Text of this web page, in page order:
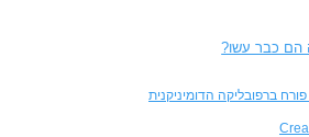
הם כבר עשו?
ברפובליקה הדומיניקנית